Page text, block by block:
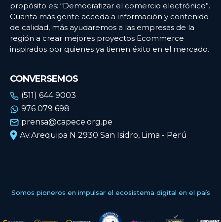
propósito es: “Democratizar el comercio electrónico”.
Cuanta más gente acceda a información y contenido
de calidad, más ayudaremos a las empresas de la
región a crear mejores proyectos Ecommerce
inspirados por quienes ya tienen éxito en el mercado.
CONVERSEMOS
(511) 644 9003
976 079 698
prensa@capece.org.pe
Av.Arequipa N 2930 San Isidro, Lima - Perú
Somos pioneros en impulsar el ecosistema digital en el país